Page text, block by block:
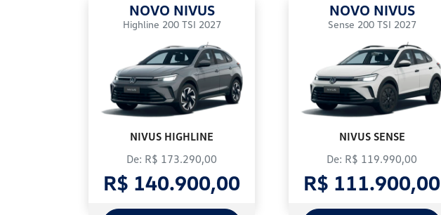
NOVO NIVUS
Highline 200 TSI 2027
NIVUS HIGHLINE
De: R$ 173.290,00
R$ 140.900,00
NOVO NIVUS
Sense 200 TSI 2027
NIVUS SENSE
De: R$ 119.990,00
R$ 111.900,00